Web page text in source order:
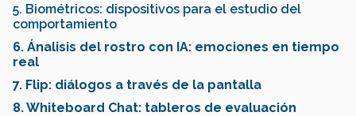
5. Biométricos: dispositivos para el estudio del
comportamiento
6. Ánalisis del rostro con IA: emociones en tiempo
real
7. Flip: diálogos a través de la pantalla
8. Whiteboard Chat: tableros de evaluación